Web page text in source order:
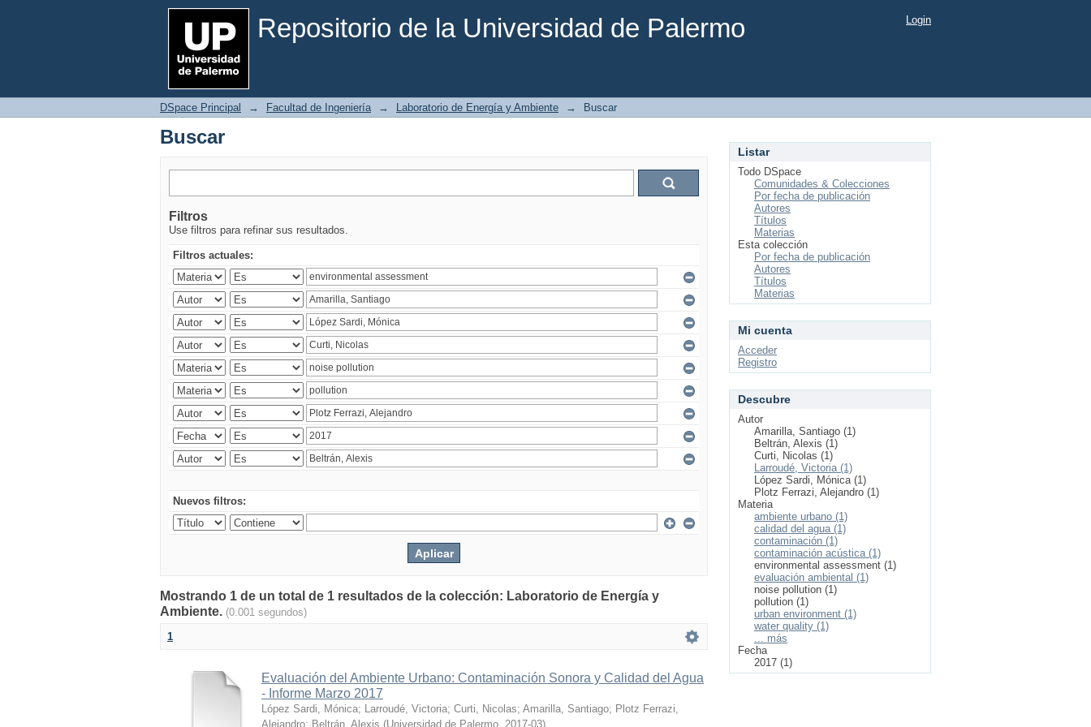
Repositorio de la Universidad de Palermo
Buscar Login
DSpace Principal → Facultad de Ingeniería → Laboratorio de Energía y Ambiente → Buscar
Buscar
Filtros
Use filtros para refinar sus resultados.
Filtros actuales:
Nuevos filtros:
Mostrando 1 de un total de 1 resultados de la colección: Laboratorio de Energía y
Ambiente. (0.001 segundos)
1
Evaluación del Ambiente Urbano: Contaminación Sonora y Calidad del Agua
- Informe Marzo 2017
López Sardi, Mónica; Larroudé, Victoria; Curti, Nicolas; Amarilla, Santiago; Plotz Ferrazi,
Alejandro; Beltrán, Alexis (Universidad de Palermo 2017-03)
Listar
Todo DSpace
Comunidades & Colecciones
Por fecha de publicación
Autores
Títulos
Materias
Esta colección
Por fecha de publicación
Autores
Títulos
Materias
Mi cuenta
Acceder
Registro
Descubre
Autor
Amarilla, Santiago (1)
Beltrán, Alexis (1)
Curti, Nicolas (1)
Larroudé, Victoria (1)
López Sardi, Mónica (1)
Plotz Ferrazi, Alejandro (1)
Materia
ambiente urbano (1)
calidad del agua (1)
contaminación (1)
contaminación acústica (1)
environmental assessment (1)
evaluación ambiental (1)
noise pollution (1)
pollution (1)
urban environment (1)
water quality (1)
... más
Fecha
2017 (1)